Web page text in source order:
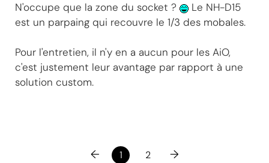
N'occupe que la zone du socket ?
Le NH-D15
est un parpaing qui recouvre le 1/3 des mobales.
Pour l'entretien, il n'y en a aucun pour les AiO,
c'est justement leur avantage par rapport à une
solution custom.
← 1 2 →